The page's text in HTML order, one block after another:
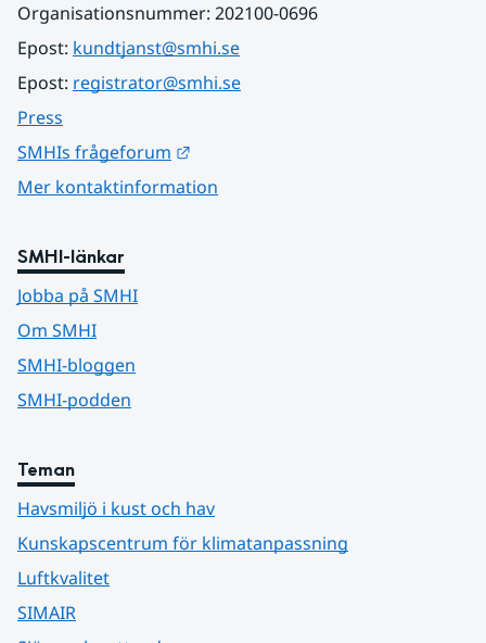
Organisationsnummer: 202100-0696
Epost: kundtjanst@smhi.se
Epost: registrator@smhi.se
Press
SMHIs frågeforum
Mer kontaktinformation
SMHI-länkar
Jobba på SMHI
Om SMHI
SMHI-bloggen
SMHI-podden
Teman
Havsmiljö i kust och hav
Kunskapscentrum för klimatanpassning
Luftkvalitet
SIMAIR